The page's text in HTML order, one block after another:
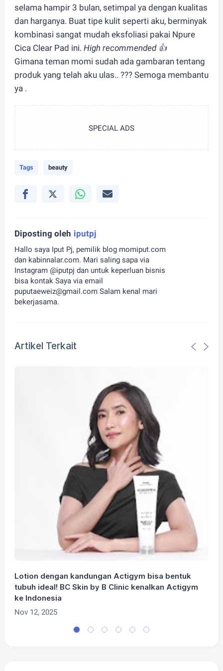
selama hampir 3 bulan, setimpal ya dengan kualitas
dan harganya. Buat tipe kulit seperti aku, berminyak
kombinasi sangat mudah eksfoliasi pakai Npure
Cica Clear Pad ini. High recommended 👍
Gimana teman momi sudah ada gambaran tentang
produk yang telah aku ulas.. ??? Semoga membantu
ya .
SPECIAL ADS
Tags beauty
Diposting oleh iputpj
Hallo saya Iput Pj, pemilik blog momiput.com
dan kabinnalar.com. Mari saling sapa via
Instagram @iputpj dan untuk keperluan bisnis
bisa kontak Saya via email
puputaeweiz@gmail.com Salam kenal mari
bekerjasama.
Artikel Terkait
Lotion dengan kandungan Actigym bisa bentuk
tubuh ideal! BC Skin by B Clinic kenalkan Actigym
ke Indonesia
Nov 12, 2025